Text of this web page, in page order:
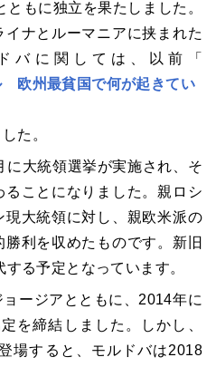
もに独立を果たしました。
ナとルーマニアに挟まれた
バに関しては、以前「
欧州最貧国で何が起きてい
た。
に大統領選挙が実施され、そ
ことになりました。親ロシ
大統領に対し、親欧米派の
利を収めたものです。新旧
する予定となっています。
ージアとともに、 2014年に
を締結しました。しかし、
場すると、モルドバは2018